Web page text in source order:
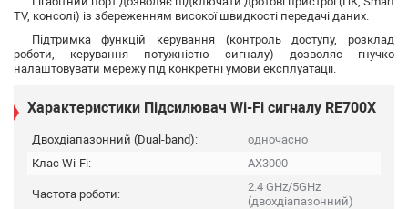
TV, консолі) із збереженням високої швидкості передачі даних.
Підтримка функцій керування (контроль доступу, розклад
роботи, керування потужністю сигналу) дозволяє гнучко
налаштовувати мережу під конкретні умови експлуатації.
Характеристики Підсилювач Wi-Fi сигналу RE700X
Двохдіапазонний (Dual-band):
одночасно
Клас Wi-Fi:
AX3000
Частота роботи:
2.4 GHz/5GHz
(двохдіапазонний)